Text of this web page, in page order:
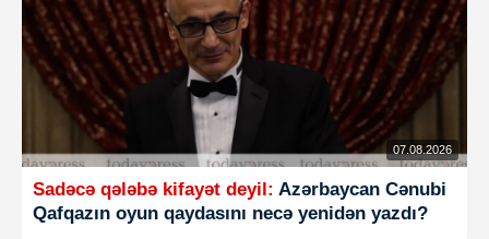
07.08.2026
Sadəcə qələbə kifayət deyil: Azərbaycan Cənubi
Qafqazın oyun qaydasını necə yenidən yazdı?